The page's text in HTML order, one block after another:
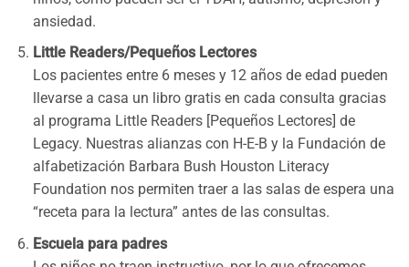
ansiedad.
Little Readers/Pequeños Lectores
Los pacientes entre 6 meses y 12 años de edad pueden
llevarse a casa un libro gratis en cada consulta gracias
al programa Little Readers [Pequeños Lectores] de
Legacy. Nuestras alianzas con H-E-B y la Fundación de
alfabetización Barbara Bush Houston Literacy
Foundation nos permiten traer a las salas de espera una
“receta para la lectura” antes de las consultas.
Escuela para padres